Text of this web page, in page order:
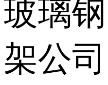
玻璃
架公